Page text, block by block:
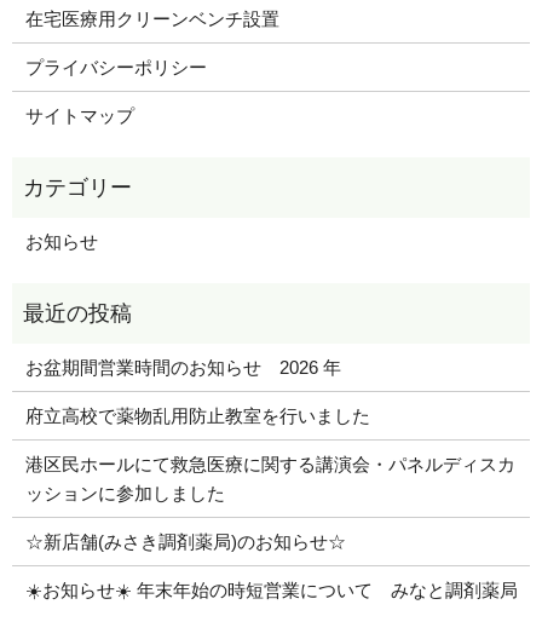
在宅医療用クリーンベンチ設置
プライバシーポリシー
サイトマップ
お知らせ
お盆期間営業時間のお知らせ 2026 年
府立高校で薬物乱用防止教室を行いました
港区民ホールにて救急医療に関する講演会・パネルディスカ
ッションに参加しました
☆新店舗(みさき調剤薬局)のお知らせ☆
☀️お知らせ☀️ 年末年始の時短営業について みなと調剤薬局